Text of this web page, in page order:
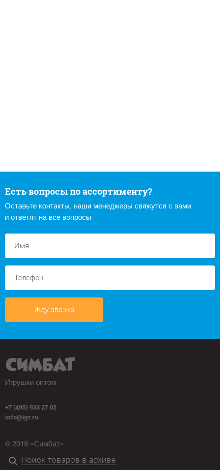
Есть вопросы по ассортименту?
Оставьте контакты, наши менеджеры свяжутся с вами
и ответят на все вопросы
Жду звонка
Игрушки оптом
+7 (495) 933 27 02
info@igr.ru
© 2018 «Симбат»